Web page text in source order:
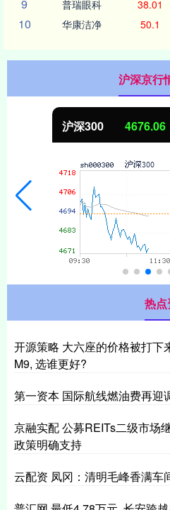
9 普瑞眼科 38.01
10 华康洁净 50.1
沪深京行
北证50
热
开源策略 大六座的价格被打下
M9, 选谁更好?
第一资本 国际航线燃油费再迎
京融实配 公募REITs二级市场
政策明确支持
云配资 凤冈：清明毛峰香满车